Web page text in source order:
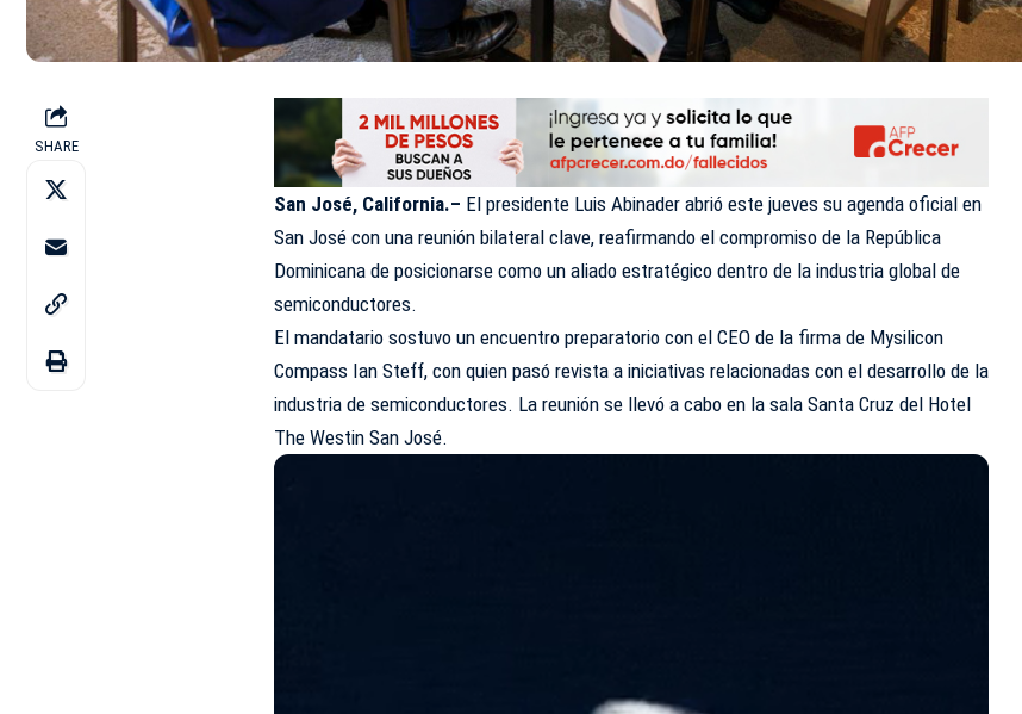
SHARE
San José, California.– El presidente Luis Abinader abrió este jueves su agenda oficial en
San José con una reunión bilateral clave, reafirmando el compromiso de la República
Dominicana de posicionarse como un aliado estratégico dentro de la industria global de
semiconductores.
El mandatario sostuvo un encuentro preparatorio con el CEO de la firma de Mysilicon
Compass Ian Steff, con quien pasó revista a iniciativas relacionadas con el desarrollo de la
industria de semiconductores. La reunión se llevó a cabo en la sala Santa Cruz del Hotel
The Westin San José.